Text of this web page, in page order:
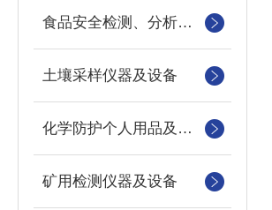
食品安全检测、分析仪器
土壤采样仪器及设备
化学防护个人用品及设备
矿用检测仪器及设备